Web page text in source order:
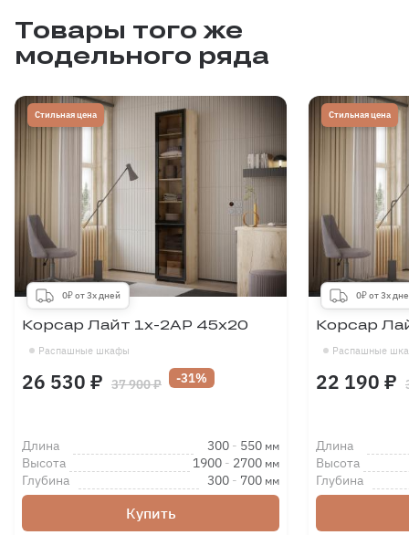
Товары того же
модельного ряда
Стильная цена
0₽ от 3х дней
Распашные шкафы
Корсар Лайт 1х-2АР 45х20
26 530 ₽ 37 900 ₽ -31%
Длина 300 - 550 мм
Высота 1900 - 2700 мм
Глубина 300 - 700 мм
Купить
Стильная цена
0₽ от 3х
Распашные
Корсар
22 190 ₽
Длина
Высота
Глубина